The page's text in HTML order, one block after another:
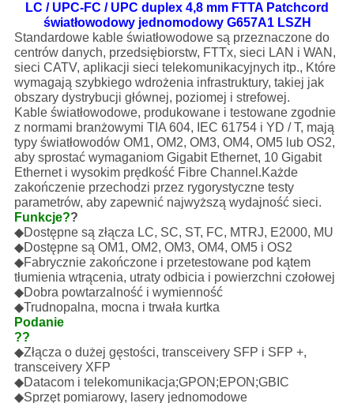
LC / UPC-FC / UPC duplex 4,8 mm FTTA Patchcord
światłowodowy jednomodowy G657A1 LSZH
Standardowe kable światłowodowe są przeznaczone do
centrów danych, przedsiębiorstw, FTTx, sieci LAN i WAN,
sieci CATV, aplikacji sieci telekomunikacyjnych itp., Które
wymagają szybkiego wdrożenia infrastruktury, takiej jak
obszary dystrybucji głównej, poziomej i strefowej.
Kable światłowodowe, produkowane i testowane zgodnie
z normami branżowymi TIA 604, IEC 61754 i YD / T, mają
typy światłowodów OM1, OM2, OM3, OM4, OM5 lub OS2,
aby sprostać wymaganiom Gigabit Ethernet, 10 Gigabit
Ethernet i wysokim prędkość Fibre Channel.Każde
zakończenie przechodzi przez rygorystyczne testy
parametrów, aby zapewnić najwyższą wydajność sieci.
Funkcje??
◆Dostępne są złącza LC, SC, ST, FC, MTRJ, E2000, MU
◆Dostępne są OM1, OM2, OM3, OM4, OM5 i OS2
◆Fabrycznie zakończone i przetestowane pod kątem
tłumienia wtrącenia, utraty odbicia i powierzchni czołowej
◆Dobra powtarzalność i wymienność
◆Trudnopalna, mocna i trwała kurtka
Podanie
??
◆Złącza o dużej gęstości, transceivery SFP i SFP +,
transceivery XFP
◆Datacom i telekomunikacja;GPON;EPON;GBIC
◆Sprzęt pomiarowy, lasery jednomodowe